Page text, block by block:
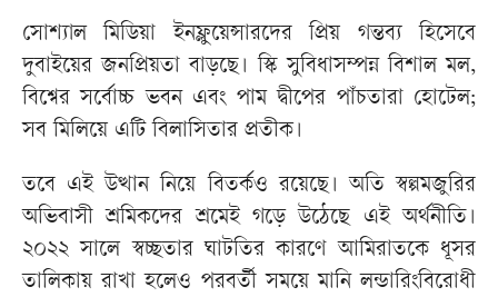
সোশ্যাল মিডিয়া ইনফ্লুয়েন্সারদের প্রিয় গন্তব্য হিসেবে
দুবাইয়ের জনপ্রিয়তা বাড়ছে। স্কি সুবিধাসম্পন্ন বিশাল মল,
বিশ্বের সর্বোচ্চ ভবন এবং পাম দ্বীপের পাঁচতারা হোটেল;
সব মিলিয়ে এটি বিলাসিতার প্রতীক।
তবে এই উত্থান নিয়ে বিতর্কও রয়েছে। অতি স্বল্পমজুরির
অভিবাসী শ্রমিকদের শ্রমেই গড়ে উঠেছে এই অর্থনীতি।
২০২২ সালে স্বচ্ছতার ঘাটতির কারণে আমিরাতকে ধূসর
তালিকায় রাখা হলেও পরবর্তী সময়ে মানি লন্ডারিংবিরোধী